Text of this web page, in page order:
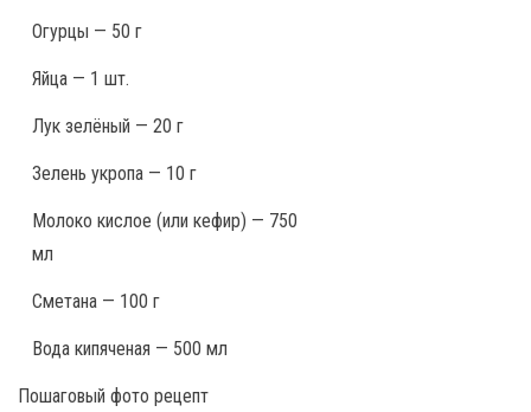
Огурцы — 50 г
Яйца — 1 шт.
Лук зелёный — 20 г
Зелень укропа — 10 г
Молоко кислое (или кефир) — 750
мл
Сметана — 100 г
Вода кипяченая — 500 мл
Пошаговый фото рецепт